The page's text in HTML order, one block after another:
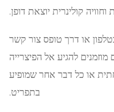
יוצאת דופן.
דרך טופס צור קשר
אל הפיצרייה
דבר אחר שמופיע